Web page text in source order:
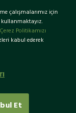
EN
çalışmalarımız için
Çerez Politikamızı
kabul ederek
Et